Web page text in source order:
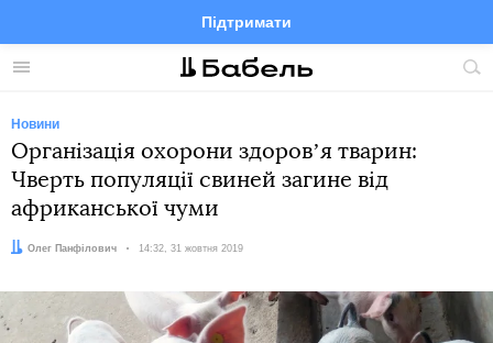
Меню
Підтримати
FacebookTelegramTwitter
Новини
Організація охорони здоровʼя тварин:
Чверть популяції свиней загине від
африканської чуми
Автор:
Олег Панфілович Дата:
14:32, 31 жовтня 2019